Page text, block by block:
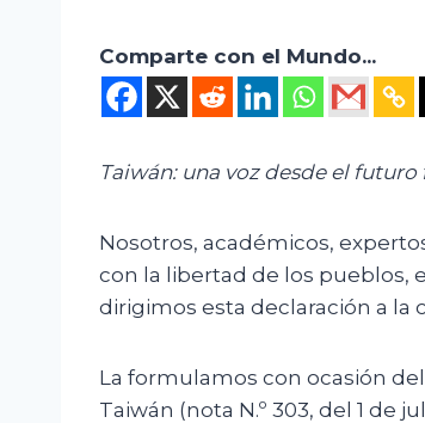
Comparte con el Mundo...
Taiwán: una voz desde el
Nosotros, académicos,
con la libertad de los pueblos,
dirigimos esta declaración a la
La formulamos con ocasión
Taiwán (nota N.º 303, del 1 de